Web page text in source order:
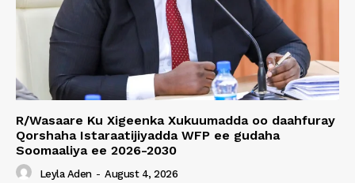
R/Wasaare Ku Xigeenka Xukuumadda oo daahfuray
Qorshaha Istaraatijiyadda WFP ee gudaha
Soomaaliya ee 2026-2030
Leyla Aden - August 4, 2026